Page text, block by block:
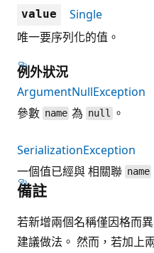
value
Single
唯一要序列化的值。
例外狀況
ArgumentNullException
參數 name 為 null 。
SerializationException
一個值已經與 相關聯 name
備註
若新增兩個名稱僅因格而
建議做法。 然而，若加上